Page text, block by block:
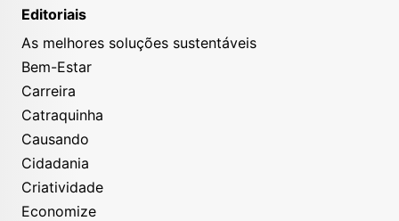
Editoriais
As melhores soluções sustentáveis
Bem-Estar
Carreira
Catraquinha
Causando
Cidadania
Criatividade
Economize